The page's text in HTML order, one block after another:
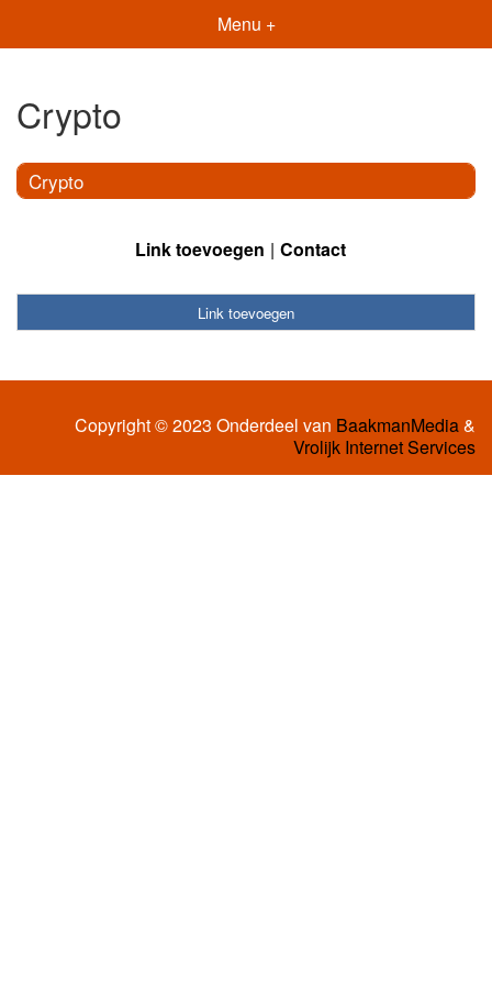
Menu +
Crypto
Crypto
Link toevoegen Contact
Link toevoegen
Copyright © 2023 Onderdeel van BaakmanMedia&
Vrolijk Internet Services